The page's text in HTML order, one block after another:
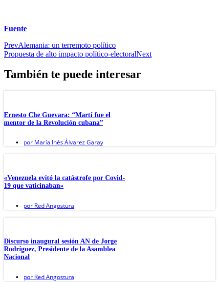
Fuente
PrevAlemania: un terremoto político
Propuesta de alto impacto político-electoralNext
También te puede interesar
Ernesto Che Guevara: “Martí fue el
mentor de la Revolución cubana”
por María Inés Álvarez Garay
«Venezuela evitó la catástrofe por Covid-
19 que vaticinaban»
por Red Angostura
Discurso inaugural sesión AN de Jorge
Rodríguez, Presidente de la Asamblea
Nacional
por Red Angostura